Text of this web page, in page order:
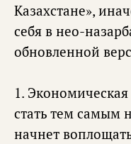
Казахстане»,
себя в нео-
обновленной
1.
стать тем самым
начнет